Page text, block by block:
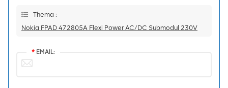
Thema :
Nokia FPAD 472805A Flexi Power AC/DC Submodul 230V
* EMAIL: